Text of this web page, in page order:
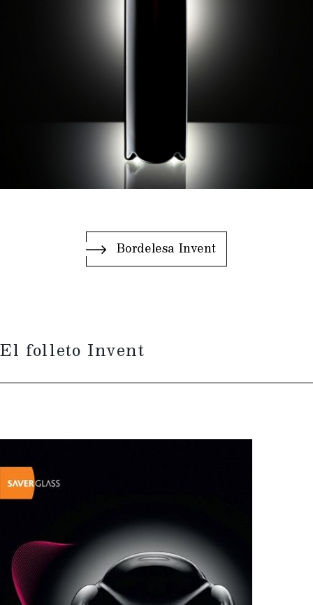
Bordelesa Invent
El folleto Invent